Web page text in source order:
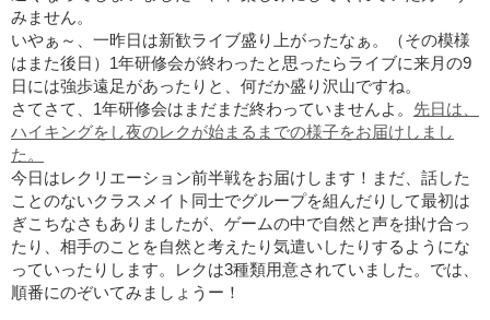
みません。
いやぁ～、一昨日は新歓ライブ盛り上がったなぁ。（その模様
はまた後日） 1年研修会が終わったと思ったらライブに来月の9
日には強歩遠足があったりと、何だか盛り沢山ですね。
さてさて、 1年研修会はまだまだ終わっていませんよ。 先日は、
ハイキングをし夜のレクが始まるまでの様子をお届けしまし
た。
今日はレクリエーション前半戦をお届けします！まだ、話した
ことのないクラスメイト同士でグループを組んだりして最初は
ぎこちなさもありましたが、ゲームの中で自然と声を掛け合っ
たり、相手のことを自然と考えたり気遣いしたりするようにな
っていったりします。レクは3種類用意されていました。では、
順番にのぞいてみましょうー！